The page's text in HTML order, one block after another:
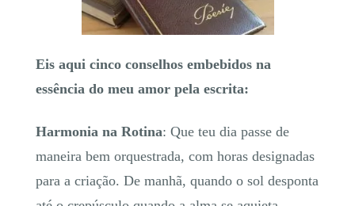
Eis aqui cinco conselhos embebidos na
essência do meu amor pela escrita:
Harmonia na Rotina: Que teu dia passe de
maneira bem orquestrada, com horas designadas
para a criação. De manhã, quando o sol desponta